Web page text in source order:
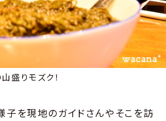
盛りモズク！
子を現地のガイドさんやそこを訪